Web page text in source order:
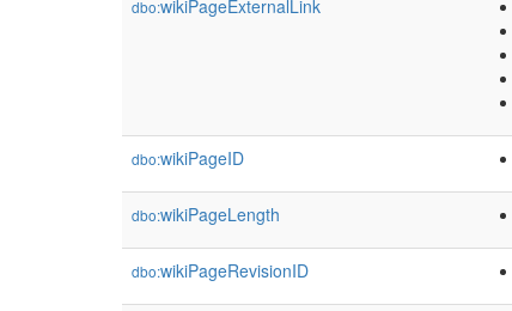
dbo:wikiPageExternalLink
dbo:wikiPageID
dbo:wikiPageLength
dbo:wikiPageRevisionID